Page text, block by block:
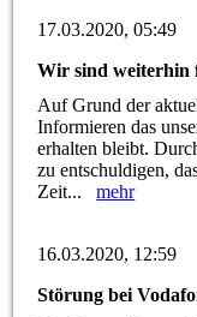
17.03.2020, 05:49
Wir sind weiterhin
Auf Grund der
Informieren das
erhalten bleibt.
zu entschuldigen,
Zeit...mehr
16.03.2020, 12:59
Störung bei